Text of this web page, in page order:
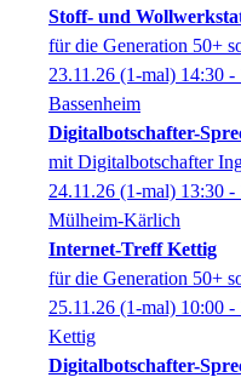
Stoff- und
für die Generation 50+
23.11.26 (1-mal) 14:30 -
Bassenheim
Digitalbotschafter-
mit Digitalbotschafter
24.11.26 (1-mal) 13:30 -
Mülheim-Kärlich
Internet-Treff Kettig
für die Generation 50+
25.11.26 (1-mal) 10:00 -
Kettig
Digitalbotschafter-